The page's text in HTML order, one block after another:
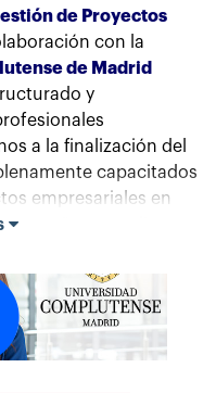
de Proyectos
con la
de Madrid
y
a la finalización del
capacitados
empresariales en
y medianas
la identificación del
para
directiva y